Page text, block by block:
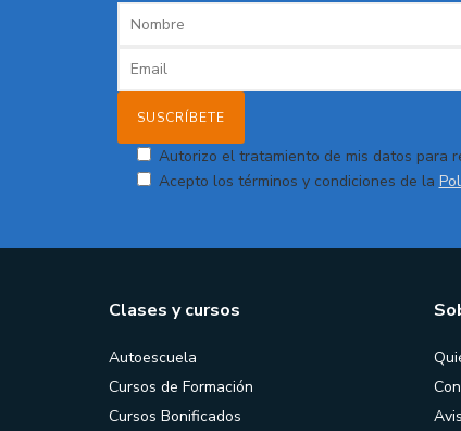
Autorizo el tratamiento de mis datos para
Acepto los términos y condiciones de la
Clases y cursos
Autoescuela
Cursos de Formación
Cursos Bonificados